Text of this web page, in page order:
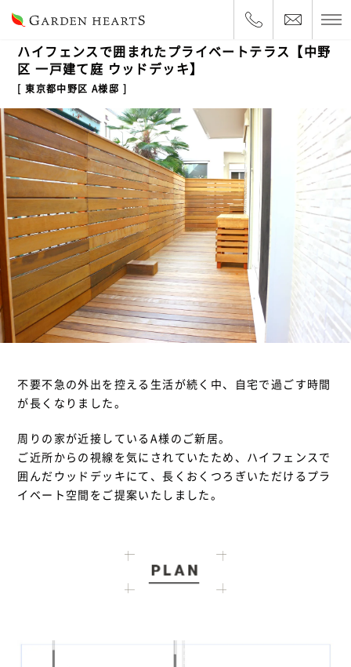
2021.1.29 一戸建て
東京都中野区 A様邸
ハイフェンスで囲まれたプライベートテラス【中野
区 一戸建て庭 ウッドデッキ】
不要不急の外出を控える生活が続く中、自宅で過ごす時間
が長くなりました。
周りの家が近接しているA様のご新居。
ご近所からの視線を気にされていたため、ハイフェンスで
囲んだウッドデッキにて、長くおくつろぎいただけるプラ
イベート空間をご提案いたしました。